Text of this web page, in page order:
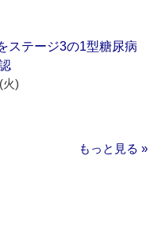
ステージ3の1型糖尿病
火)
もっと見る »